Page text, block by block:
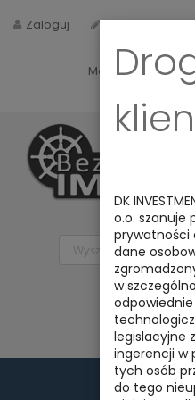
Zaloguj Zarejestruj
Masz jakieś
DK
o.o. szanuje
prywatności
dane
w
legislacyjne
ingerencji w
tych osób
do tego